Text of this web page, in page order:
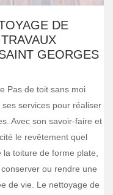
DE
GEORGES
Pas de toit sans moi
services pour réaliser
Avec son savoir-faire et
le revêtement quel
la toiture de forme plate,
ou rendre une
de vie. Le nettoyage de